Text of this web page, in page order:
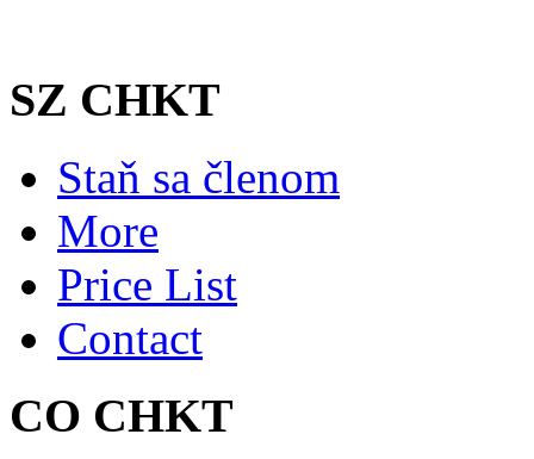
SZ CHKT
Staň sa členom
More
Price List
Contact
CO CHKT